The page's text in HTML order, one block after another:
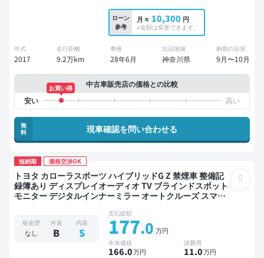
ローン
参考
月々 10,300 円
※金額は変更できます。
年式
2017
走行距離
9.2万km
車検
28年6月
出品地域
神奈川県
納期の目安
9月〜10月
中古車販売店の価格との比較
お買い得
無
料
現車確認を問い合わせる
短納期 価格交渉OK
トヨタ カローラスポーツ ハイブリッドG Z 禁煙車 整備記
録簿あり ディスプレイオーディオ TV ブラインドスポット
モニター デジタルインナーミラー オートクルーズ スマー
板金歴
なし
外装
B
内装
S
支払総額
177.0 万円
本体価格
166.0万円
諸費用
11.0万円